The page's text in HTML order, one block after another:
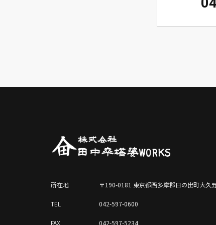
所在地 〒190-0181 東京都西多摩郡日の出町大久
TEL 042-597-0600
FAX 042-597-5234